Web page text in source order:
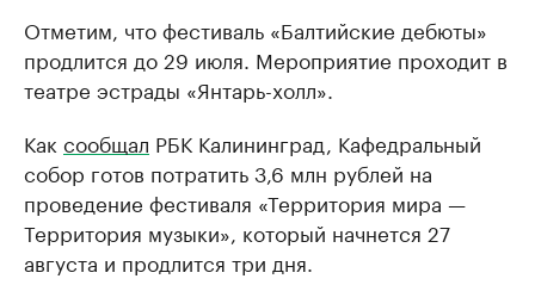
Отметим, что фестиваль «Балтийские дебюты»
продлится до 29 июля. Мероприятие проходит в
театре эстрады «Янтарь-холл».
Как сообщал РБК Калининград, Кафедральный
собор готов потратить 3,6 млн рублей на
проведение фестиваля «Территория мира —
Территория музыки», который начнется 27
августа и продлится три дня.